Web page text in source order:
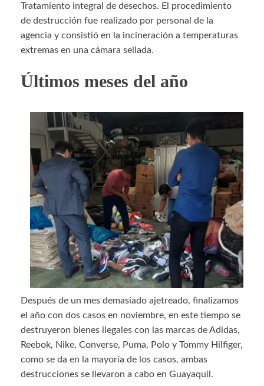
Tratamiento integral de desechos. El procedimiento
de destrucción fue realizado por personal de la
agencia y consistió en la incineración a temperaturas
extremas en una cámara sellada.
Últimos meses del año
Después de un mes demasiado ajetreado, finalizamos
el año con dos casos en noviembre, en este tiempo se
destruyeron bienes ilegales con las marcas de Adidas,
Reebok, Nike, Converse, Puma, Polo y Tommy Hilfiger,
como se da en la mayoría de los casos, ambas
destrucciones se llevaron a cabo en Guayaquil.